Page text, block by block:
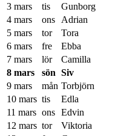
3 mars
tis
Gunborg
4 mars
ons
Adrian
5 mars
tor
Tora
6 mars
fre
Ebba
7 mars
lör
Camilla
8 mars
sön Siv
9 mars
mån Torbjörn
10 mars tis
Edla
11 mars ons Edvin
12 mars tor
Viktoria